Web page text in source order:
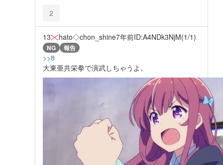
2
13 hato◇chon_shine7年前ID:A4NDk3NjM(1/1)
NG 報告
>>8
大東亜共栄拳で演武しちゃうよ。